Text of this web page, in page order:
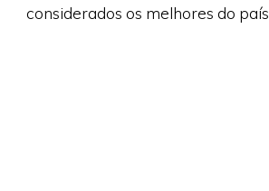
considerados os melhores do país.